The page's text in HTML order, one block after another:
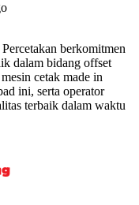
berkomitmen
dalam bidang offset
cetak made in
ini, serta operator
terbaik dalam waktu